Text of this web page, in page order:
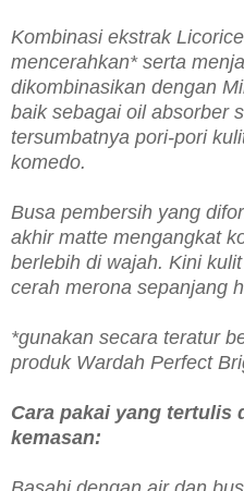
Kombinasi ekstrak
mencerahkan* serta
dikombinasikan dengan
baik sebagai oil absorber
tersumbatnya pori-pori
komedo.
Busa pembersih yang
akhir matte mengangkat
berlebih di wajah. Kini
cerah merona sepanjang
*gunakan secara teratur
produk Wardah Perfect
Cara pakai yang tertulis
kemasan: